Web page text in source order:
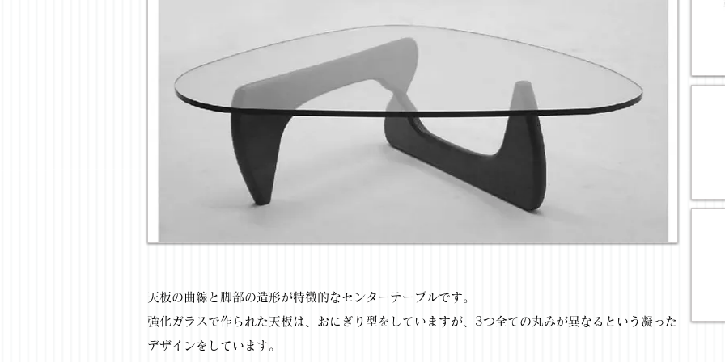
天板の曲線と脚部の造形が特徴的なセンターテーブルです。
強化ガラスで作られた天板は、おにぎり型をしていますが、3つ全ての丸みが異なるという凝った
デザインをしています。